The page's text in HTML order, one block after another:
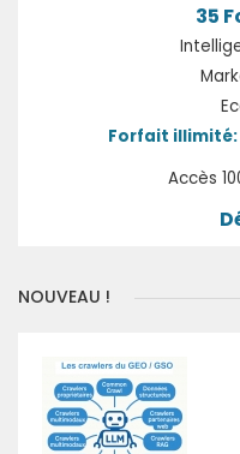
35
Forfait
Accès
NOUVEAU !